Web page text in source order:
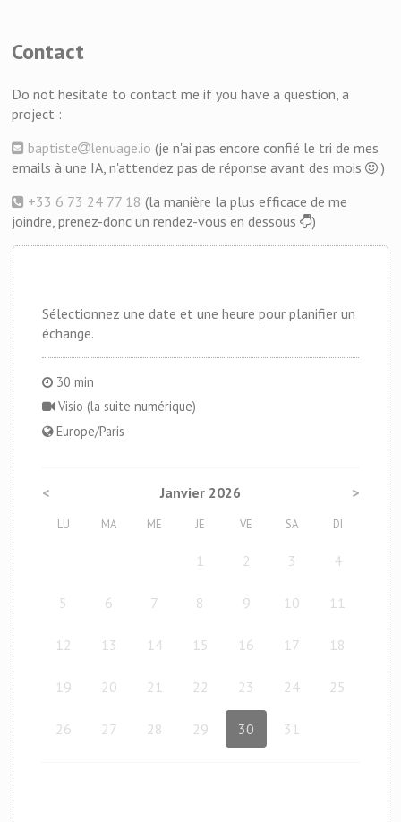
Contact
Do not hesitate to contact me if you have a question, a
project :
baptiste
lenuage.io (je n'ai pas encore confié le tri de mes
emails à une IA, n'attendez pas de réponse avant des mois
)
+33 6 73 24 77 18 (la manière la plus efficace de me
joindre, prenez-donc un rendez-vous en dessous
)
Sélectionnez une date et une heure pour planifier un
échange.
30 min
Visio (la suite numérique)
Europe/Paris
< Janvier 2026 >
LU MA ME JE VE SA DI
1 2 3 4
5 6 7 8 9 10 11
12 13 14 15 16 17 18
19 20 21 22 23 24 25
26 27 28 29 30 31